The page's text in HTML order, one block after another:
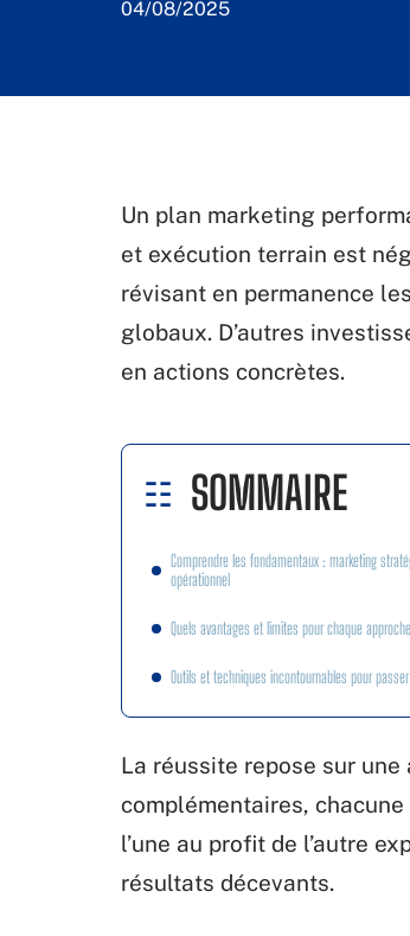
04/08/2025
Un plan marketing
et exécution terrain est
révisant en permanence
globaux. D’autres
en actions concrètes.
SOMMAIRE
Comprendre les fondamentaux : marketing
opérationnel
Quels avantages et limites pour chaque
Outils et techniques incontournables pour
La réussite repose sur
complémentaires,
l’une au profit de l’autre
résultats décevants.